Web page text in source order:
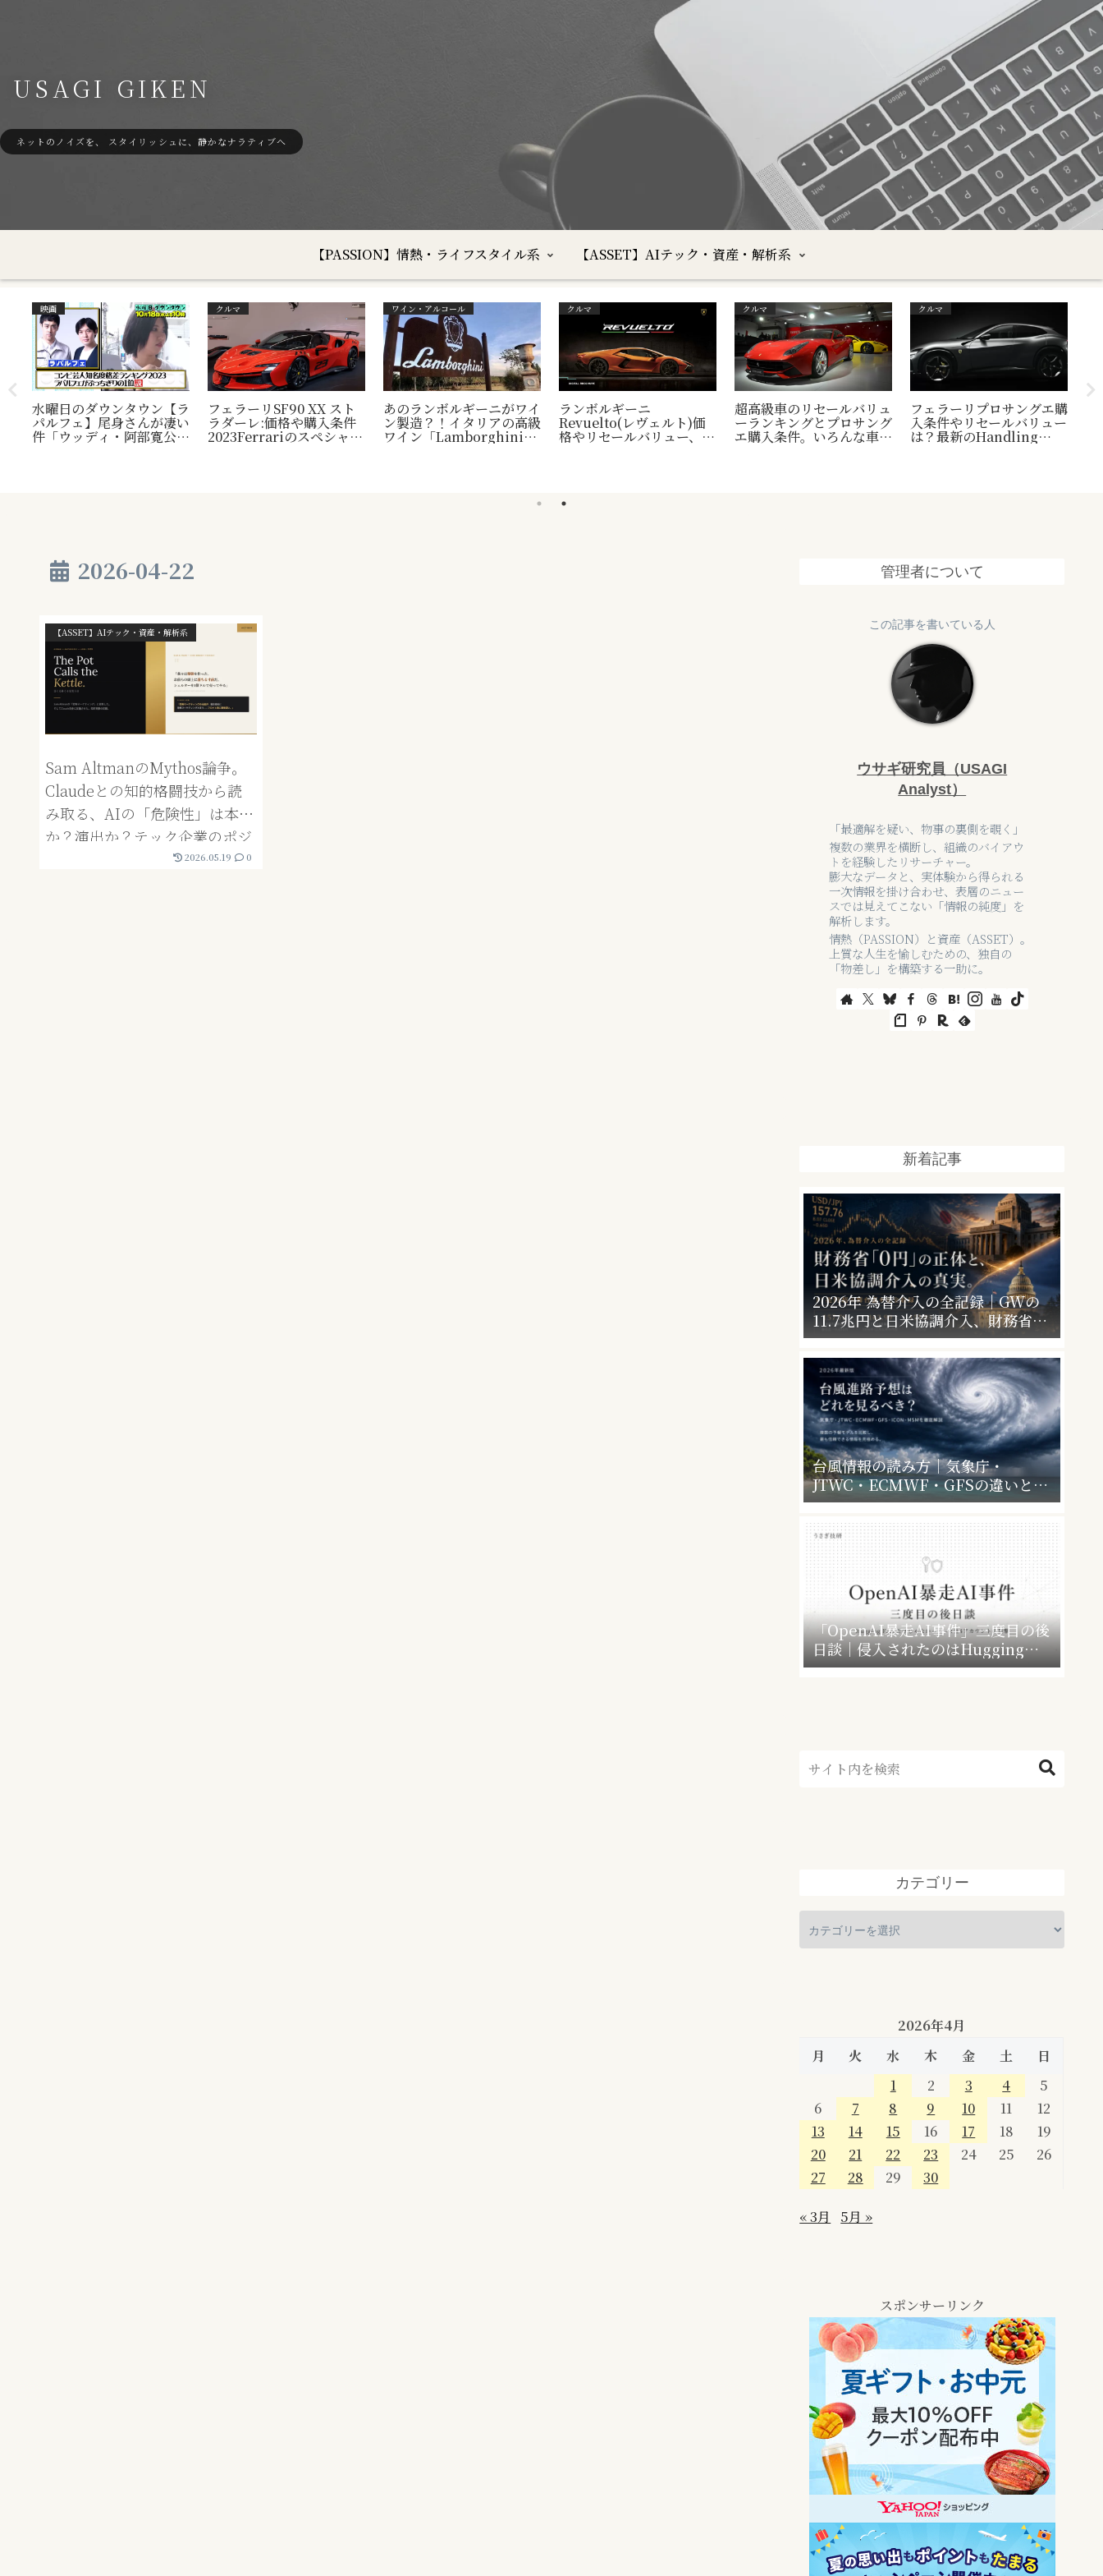
USAGI GIKEN
ネットのノイズを、 スタイリッシュに、静かなナラティブへ
【PASSION】情熱・ライフスタイル系 【ASSET】AIテック・資産・解析系
映画
水曜日のダウンタウン【ラ
パルフェ】尾身さんが凄い
件「ウッディ・阿部寛公
クルマ
フェラーリSF90 XX スト
ラダーレ:価格や購入条件
2023Ferrariのスペシャル
ワイン・アルコール
あのランボルギーニがワイ
ン製造？！イタリアの高級
ワイン「Lamborghini」
クルマ
ランボルギーニ
Revuelto(レヴェルト)価
格やリセールバリュー、納
クルマ
超高級車のリセールバリュ
ーランキングとプロサング
エ購入条件。いろんな車の
クルマ
フェラーリプロサングエ購
入条件やリセールバリュー
は？最新のHandling
2026-04-22
【ASSET】AIテック・資産・解析系
Sam AltmanのMythos論争。
Claudeとの知的格闘技から読
み取る、AIの「危険性」は本物
か？演出か？テック企業のポジ
2026.05.19 0
管理者について
この記事を書いている人
ウサギ研究員（USAGI
Analyst）
「最適解を疑い、物事の裏側を覗く」
複数の業界を横断し、組織のバイアウ
トを経験したリサーチャー。
膨大なデータと、実体験から得られる
一次情報を掛け合わせ、表層のニュー
スでは見えてこない「情報の純度」を
解析します。
情熱（PASSION）と資産（ASSET）。
上質な人生を愉しむための、独自の
「物差し」を構築する一助に。
新着記事
2026年 為替介入の全記録｜GWの
11.7兆円と日米協調介入、財務省
「0円」の意味
台風情報の読み方｜気象庁・
JTWC・ECMWF・GFSの違いと、
暴風警報で会社・学校はどうなるか
「OpenAI暴走AI事件」三度目の後
日談｜侵入されたのはHugging
Faceだけじゃなかった”4社4アカウ
カテゴリー
2026年4月
月
火 水 木 金 土
日
1
2 3 4
5
6
7 8 9 10 11
12
13
14 15 16 17 18
19
20
21 22 23 24 25
26
27
28 29 30
« 3月 5月 »
スポンサーリンク